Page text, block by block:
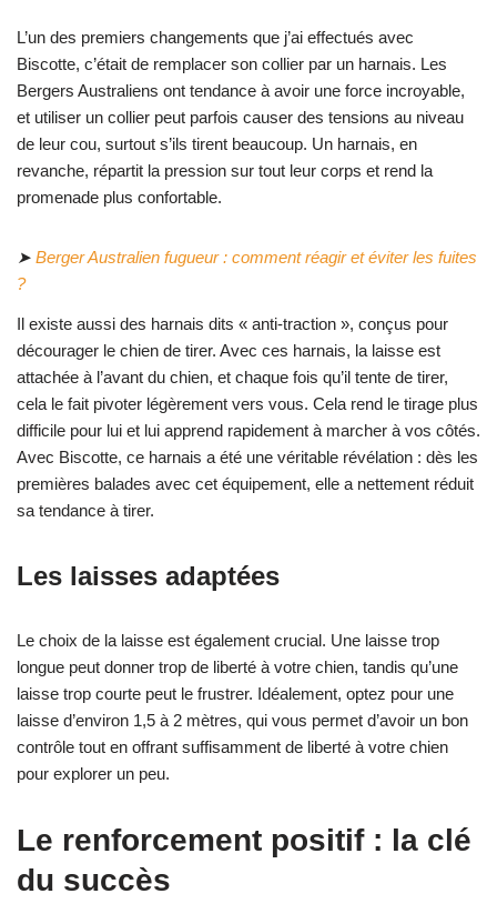
L’un des premiers changements que j’ai effectués avec
Biscotte, c’était de remplacer son collier par un harnais. Les
Bergers Australiens ont tendance à avoir une force incroyable,
et utiliser un collier peut parfois causer des tensions au niveau
de leur cou, surtout s’ils tirent beaucoup. Un harnais, en
revanche, répartit la pression sur tout leur corps et rend la
promenade plus confortable.
➤ Berger Australien fugueur : comment réagir et éviter les fuites
?
Il existe aussi des harnais dits « anti-traction », conçus pour
décourager le chien de tirer. Avec ces harnais, la laisse est
attachée à l’avant du chien, et chaque fois qu’il tente de tirer,
cela le fait pivoter légèrement vers vous. Cela rend le tirage plus
difficile pour lui et lui apprend rapidement à marcher à vos côtés.
Avec Biscotte, ce harnais a été une véritable révélation : dès les
premières balades avec cet équipement, elle a nettement réduit
sa tendance à tirer.
Les laisses adaptées
Le choix de la laisse est également crucial. Une laisse trop
longue peut donner trop de liberté à votre chien, tandis qu’une
laisse trop courte peut le frustrer. Idéalement, optez pour une
laisse d’environ 1,5 à 2 mètres, qui vous permet d’avoir un bon
contrôle tout en offrant suffisamment de liberté à votre chien
pour explorer un peu.
Le renforcement positif : la clé
du succès